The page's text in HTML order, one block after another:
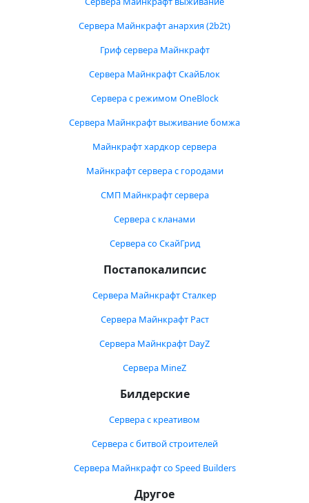
Сервера Майнкрафт анархия (2b2t)
Гриф сервера Майнкрафт
Сервера Майнкрафт СкайБлок
Сервера с режимом OneBlock
Сервера Майнкрафт выживание бомжа
Майнкрафт хардкор сервера
Майнкрафт сервера с городами
СМП Майнкрафт сервера
Сервера с кланами
Сервера со СкайГрид
Постапокалипсис
Сервера Майнкрафт Сталкер
Сервера Майнкрафт Раст
Сервера Майнкрафт DayZ
Сервера MineZ
Билдерские
Сервера с креативом
Сервера с битвой строителей
Сервера Майнкрафт со Speed Builders
Другое